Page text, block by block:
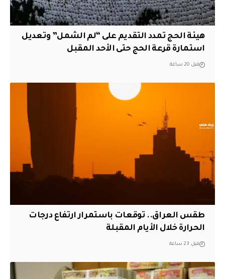
هيئة الحج تمدد التقديم على “لم الشمل” وتعديل
استمارة قرعة الحج حتى الأحد المقبل
قبل 20 ساعة
طقس العراق.. توقعات باستمرار ارتفاع درجات
الحرارة خلال الأيام المقبلة
قبل 23 ساعة